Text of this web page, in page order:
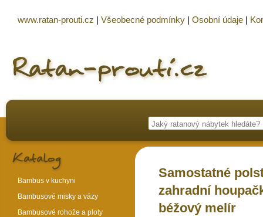
Samostatné
zahradní
béžový melír
Bambus v kuchyni
Bambusové misky a vázy
Bambusové rohože a ploty
www.ratan-prouti.cz | Všeobecné podmínky | Osobní údaje |